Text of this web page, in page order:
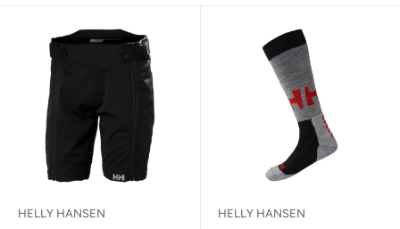
HELLY HANSEN HELLY HANSEN